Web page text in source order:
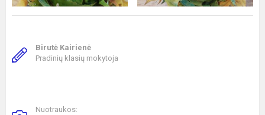
Birutė Kairienė
Pradinių klasių mokytoja
Nuotraukos: